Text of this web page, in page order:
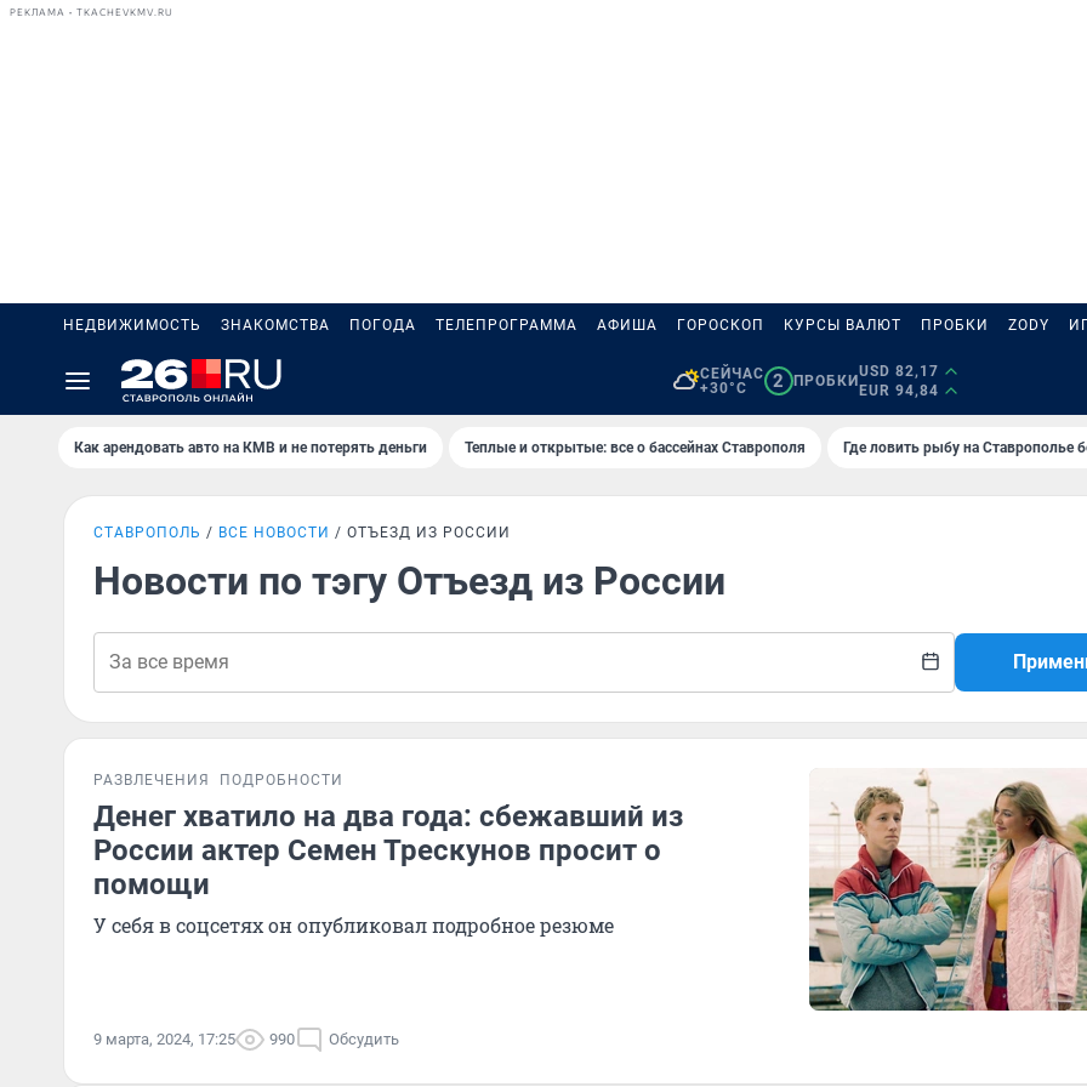
РЕКЛАМА • TKACHEVKMV.RU
НЕДВИЖИМОСТЬ ЗНАКОМСТВА ПОГОДА ТЕЛЕПРОГРАММА АФИША ГОРОСКОП КУРСЫ ВАЛЮТ ПРОБКИ ZODY
СЕЙЧАС
+30°C
2 ПРОБКИ
USD 82,17
EUR 94,84
Как арендовать авто на КМВ и не потерять деньги Теплые и открытые: все о бассейнах Ставрополя Где ловить рыбу на Ставрополье
СТАВРОПОЛЬ ВСЕ НОВОСТИ ОТЪЕЗД ИЗ РОССИИ
Новости по тэгу Отъезд из России
РАЗВЛЕЧЕНИЯ ПОДРОБНОСТИ
Денег хватило на два года: сбежавший из
России актер Семен Трескунов просит о
помощи
У себя в соцсетях он опубликовал подробное резюме
9 марта, 2024, 17:25 990 Обсудить